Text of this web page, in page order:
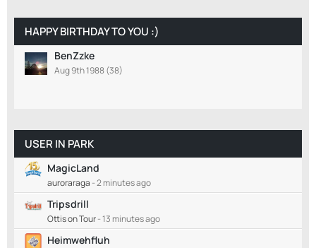
HAPPY BIRTHDAY TO YOU :)
BenZzke
Aug 9th 1988 (38)
USER IN PARK
MagicLand
auroraraga -2 minutes ago
Tripsdrill
Ottis on Tour-13 minutes ago
Heimwehfluh